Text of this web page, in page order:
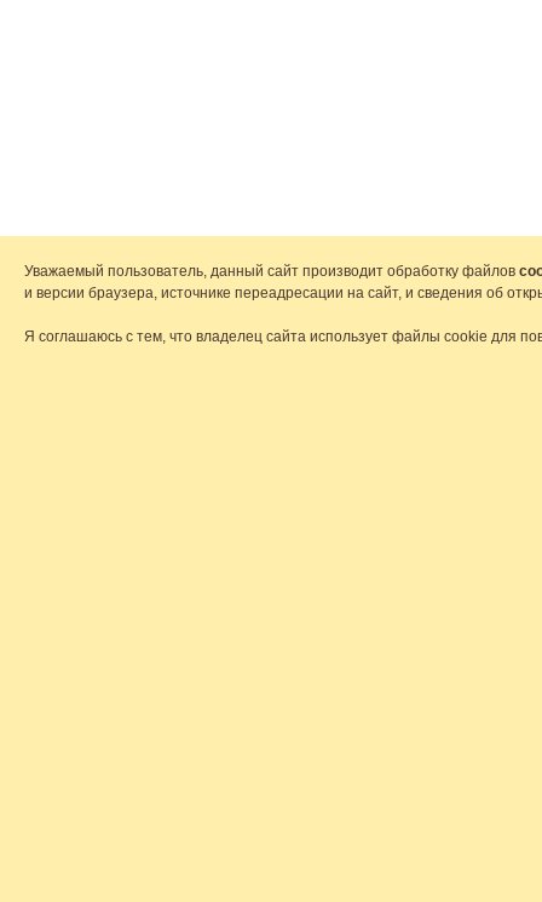
Уважаемый пользователь, данный сайт производит обработку файлов
и версии браузера, источнике переадресации на сайт, и сведения об
Я соглашаюсь с тем, что владелец сайта использует файлы cookie для